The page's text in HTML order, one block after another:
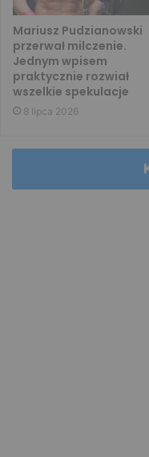
Mariusz Pudzianowski
przerwał milczenie.
Jednym wpisem
praktycznie rozwiał
wszelkie spekulacje
8 lipca 2026